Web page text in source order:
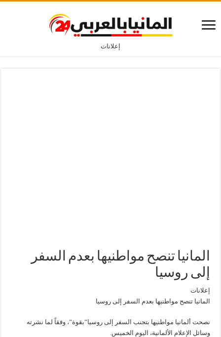
إعلانات
المانيا تنصح مواطنيها بعدم السفر
إلى روسيا
إعلانات
المانيا تنصح مواطنيها بعدم السفر إلى روسيا
نصحت ألمانيا مواطنيها بتجنب السفر إلى روسيا”بقوة”، وفقاً لما نشرته
وسائل الإعلام الألمانية، اليوم الخميس.